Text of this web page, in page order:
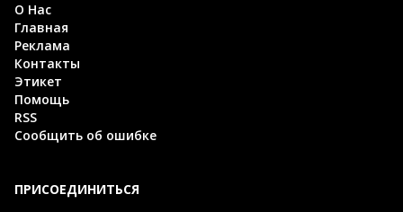
О Нас
Главная
Реклама
Контакты
Этикет
Помощь
RSS
Сообщить об ошибке
ПРИСОЕДИНИТЬСЯ